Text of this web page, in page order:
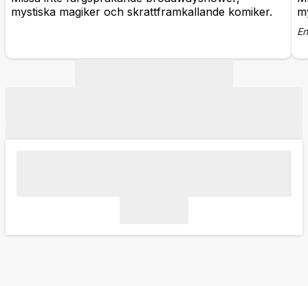
mystiska magiker och skrattframkallande komiker.